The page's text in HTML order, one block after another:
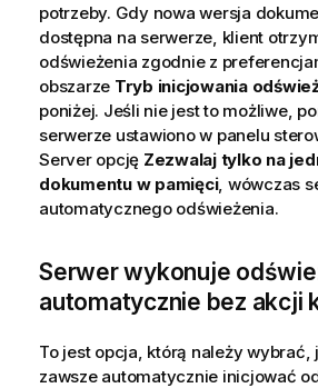
potrzeby. Gdy nowa wersja
dostępna na serwerze, klient
odświeżenia zgodnie z
obszarze Tryb inicjowania
poniżej. Jeśli nie jest to możliwe,
serwerze ustawiono w panelu
Server opcję Zezwalaj tylko na
dokumentu w pamięci, wówczas
automatycznego odświeżenia.
Serwer wykonuje
automatycznie bez akcji
To jest opcja, którą należy wybrać,
zawsze automatycznie inicjować